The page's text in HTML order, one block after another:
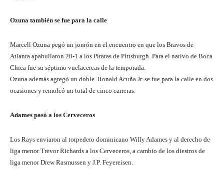
Ozuna también se fue para la calle
Marcell Ozuna pegó un jonrón en el encuentro en que los Bravos de
Atlanta apabullaron 20-1 a los Piratas de Pittsburgh. Para el nativo de Boca
Chica fue su séptimo vuelacercas de la temporada.
Ozuna además agregó un doble. Ronald Acuña Jr. se fue para la calle en dos
ocasiones y remolcó un total de cinco carreras.
Adames pasó a los Cerveceros
Los Rays enviaron al torpedero dominicano Willy Adames y al derecho de
liga menor Trevor Richards a los Cerveceros, a cambio de los diestros de
liga menor Drew Rasmussen y J.P. Feyereisen.